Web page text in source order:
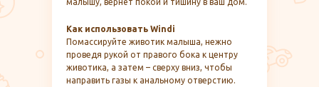
Как использовать Windi
Помассируйте животик малыша, нежно
проведя рукой от правого бока к центру
животика, а затем – сверху вниз, чтобы
направить газы к анальному отверстию.